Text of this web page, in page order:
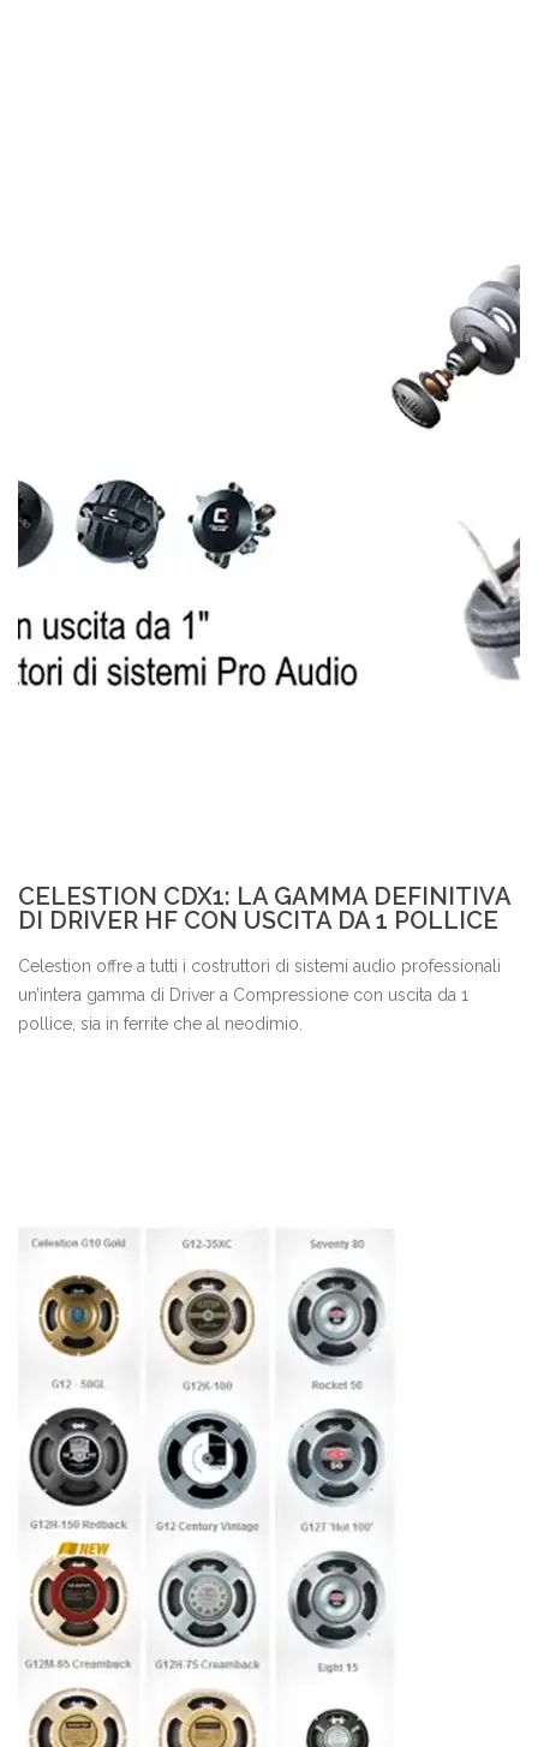
CELESTION CDX1: LA GAMMA DEFINITIVA
DI DRIVER HF CON USCITA DA 1 POLLICE
Celestion offre a tutti i costruttori di sistemi audio professionali
un’intera gamma di Driver a Compressione con uscita da 1
pollice, sia in ferrite che al neodimio.